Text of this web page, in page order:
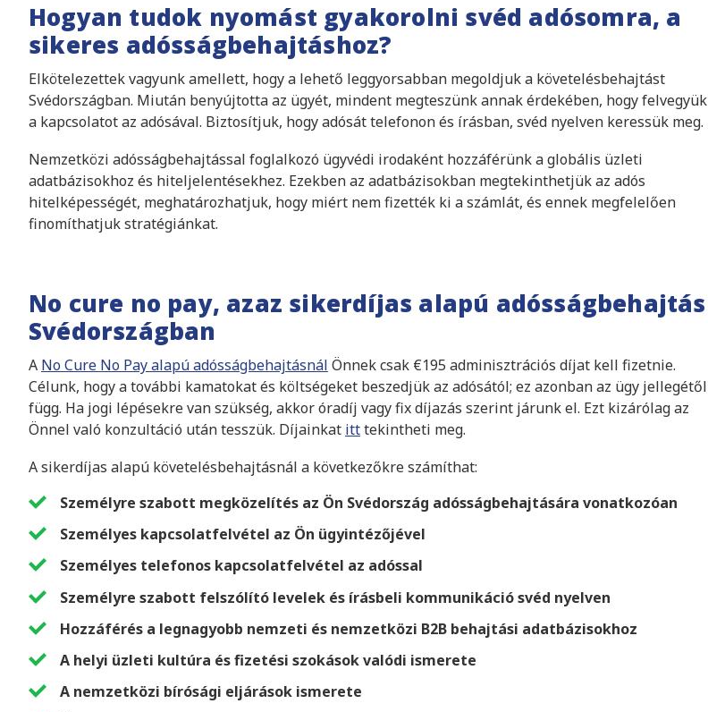
Hogyan tudok nyomást gyakorolni svéd adósomra, a
sikeres adósságbehajtáshoz?
Elkötelezettek vagyunk amellett, hogy a lehető leggyorsabban megoldjuk a követelésbehajtást
Svédországban. Miután benyújtotta az ügyét, mindent megteszünk annak érdekében, hogy felvegyük
a kapcsolatot az adósával. Biztosítjuk, hogy adósát telefonon és írásban, svéd nyelven keressük meg.
Nemzetközi adósságbehajtással foglalkozó ügyvédi irodaként hozzáférünk a globális üzleti
adatbázisokhoz és hiteljelentésekhez. Ezekben az adatbázisokban megtekinthetjük az adós
hitelképességét, meghatározhatjuk, hogy miért nem fizették ki a számlát, és ennek megfelelően
finomíthatjuk stratégiánkat.
No cure no pay, azaz sikerdíjas alapú adósságbehajtás
Svédországban
A No Cure No Pay alapú adósságbehajtásnál Önnek csak €195 adminisztrációs díjat kell fizetnie.
Célunk, hogy a további kamatokat és költségeket beszedjük az adósától; ez azonban az ügy jellegétől
függ. Ha jogi lépésekre van szükség, akkor óradíj vagy fix díjazás szerint járunk el. Ezt kizárólag az
Önnel való konzultáció után tesszük. Díjainkat itttekintheti meg.
A sikerdíjas alapú követelésbehajtásnál a következőkre számíthat:
Személyre szabott megközelítés az Ön Svédország adósságbehajtására vonatkozóan
Személyes kapcsolatfelvétel az Ön ügyintézőjével
Személyes telefonos kapcsolatfelvétel az adóssal
Személyre szabott felszólító levelek és írásbeli kommunikáció svéd nyelven
Hozzáférés a legnagyobb nemzeti és nemzetközi B2B behajtási adatbázisokhoz
A helyi üzleti kultúra és fizetési szokások valódi ismerete
A nemzetközi bírósági eljárások ismerete